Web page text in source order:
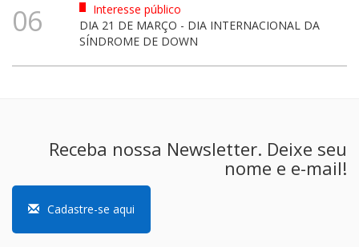
06
Interesse público
DIA 21 DE MARÇO - DIA INTERNACIONAL DA
SÍNDROME DE DOWN
Receba nossa Newsletter. Deixe seu
nome e e-mail!
Cadastre-se aqui